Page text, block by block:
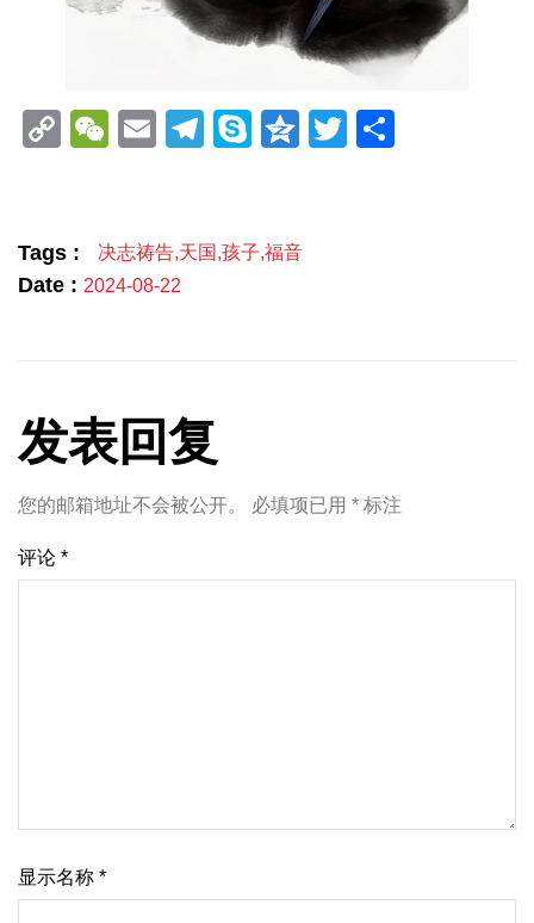
CopyWeChat
EmailTelegram
SkypeQzoneTwitter
Tags : 决志祷告,天国 ,孩子,福音
Date : 2024-08-22
发表回复
您的邮箱地址不会被公开。 必填项已用 * 标注
评论 *
显示名称 *